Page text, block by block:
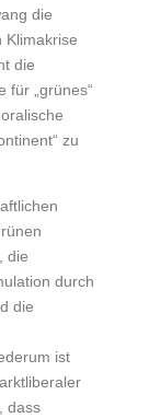
die
Klimakrise
die
für „grünes“
zu
die
durch
die
ist
dass